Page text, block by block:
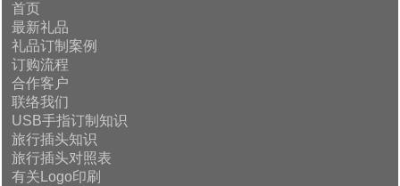
首页
最新礼品
礼品订制案例
订购流程
合作客户
联络我们
USB手指订制知识
旅行插头知识
旅行插头对照表
有关Logo印刷